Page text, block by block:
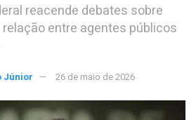
reacende debates sobre
entre agentes públicos
Júnior 26 de maio de 2026